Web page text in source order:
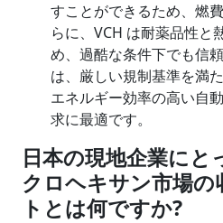
すことができるため、燃
らに、VCH は耐薬品性と
め、過酷な条件下でも信
は、厳しい規制基準を満
エネルギー効率の高い自
求に最適です。
日本の現地企業にと
クロヘキサン市場の
トとは何ですか?